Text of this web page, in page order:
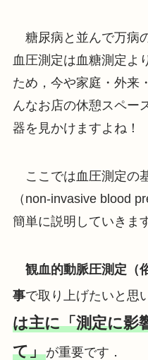
糖尿病と並んで万病
血圧測定は血糖測定よ
ため，今や家庭・外来
んなお店の休憩スペー
器を見かけますよね！
ここでは血圧測定の
（non-invasive blood
簡単に説明していきま
観血的動脈圧測定（
事で取り上げたいと思
は主に「測定に影
て」が重要です．